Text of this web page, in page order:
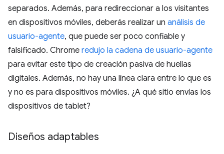
separados. Además, para redireccionar a los visitantes
en dispositivos móviles, deberás realizar un análisis de
usuario-agente, que puede ser poco confiable y
falsificado. Chrome redujo la cadena de usuario-agente
para evitar este tipo de creación pasiva de huellas
digitales. Además, no hay una línea clara entre lo que es
y no es para dispositivos móviles. ¿A qué sitio envías los
dispositivos de tablet?
Diseños adaptables